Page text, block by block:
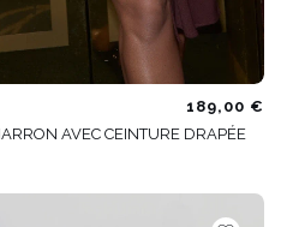
189,00 €
AVEC CEINTURE DRAPÉE